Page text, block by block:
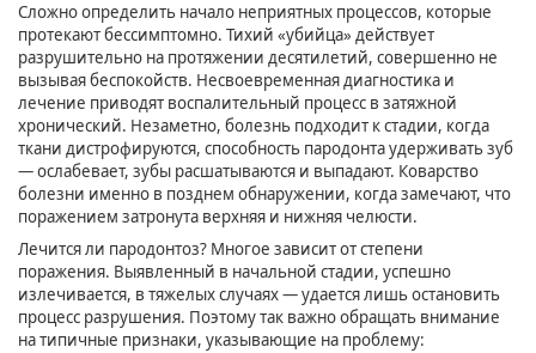
Сложно определить начало неприятных процессов, которые
протекают бессимптомно. Тихий «убийца» действует
разрушительно на протяжении десятилетий, совершенно не
вызывая беспокойств. Несвоевременная диагностика и
лечение приводят воспалительный процесс в затяжной
хронический. Незаметно, болезнь подходит к стадии, когда
ткани дистрофируются, способность пародонта удерживать зуб
— ослабевает, зубы расшатываются и выпадают. Коварство
болезни именно в позднем обнаружении, когда замечают, что
поражением затронута верхняя и нижняя челюсти.
Лечится ли пародонтоз? Многое зависит от степени
поражения. Выявленный в начальной стадии, успешно
излечивается, в тяжелых случаях — удается лишь остановить
процесс разрушения. Поэтому так важно обращать внимание
на типичные признаки, указывающие на проблему: